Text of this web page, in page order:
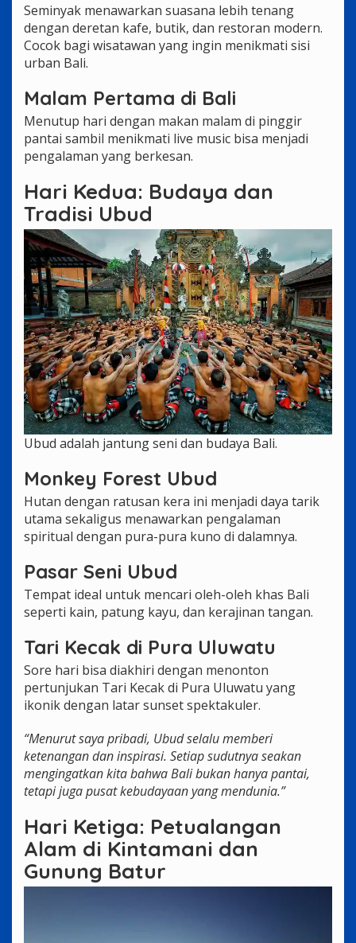
Seminyak menawarkan suasana lebih tenang
dengan deretan kafe, butik, dan restoran modern.
Cocok bagi wisatawan yang ingin menikmati sisi
urban Bali.
Malam Pertama di Bali
Menutup hari dengan makan malam di pinggir
pantai sambil menikmati live music bisa menjadi
pengalaman yang berkesan.
Hari Kedua: Budaya dan
Tradisi Ubud
Ubud adalah jantung seni dan budaya Bali.
Monkey Forest Ubud
Hutan dengan ratusan kera ini menjadi daya tarik
utama sekaligus menawarkan pengalaman
spiritual dengan pura-pura kuno di dalamnya.
Pasar Seni Ubud
Tempat ideal untuk mencari oleh-oleh khas Bali
seperti kain, patung kayu, dan kerajinan tangan.
Tari Kecak di Pura Uluwatu
Sore hari bisa diakhiri dengan menonton
pertunjukan Tari Kecak di Pura Uluwatu yang
ikonik dengan latar sunset spektakuler.
“Menurut saya pribadi, Ubud selalu memberi
ketenangan dan inspirasi. Setiap sudutnya seakan
mengingatkan kita bahwa Bali bukan hanya pantai,
tetapi juga pusat kebudayaan yang mendunia.”
Hari Ketiga: Petualangan
Alam di Kintamani dan
Gunung Batur